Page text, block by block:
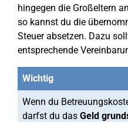
hingegen die Großeltern
so kannst du die
Steuer absetzen. Dazu
entsprechende
Wichtig
Wenn du
darfst du das Geld